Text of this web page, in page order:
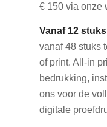
€ 150 via onze
Vanaf 12
vanaf 48 stuks
of print. All-in
bedrukking,
ons voor de
digitale